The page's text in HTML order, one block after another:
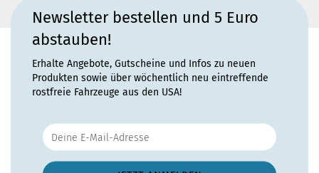
Newsletter bestellen und 5 Euro
abstauben!
Erhalte Angebote, Gutscheine und Infos zu neuen
Produkten sowie über wöchentlich neu eintreffende
rostfreie Fahrzeuge aus den USA!